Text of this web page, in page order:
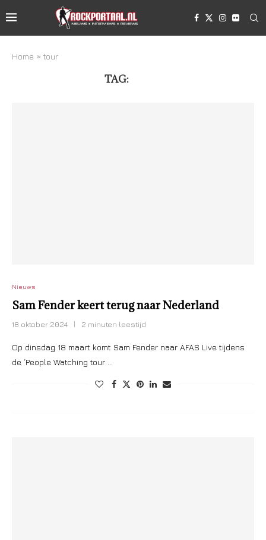
Home » tour
TAG:
Nieuws
Sam Fender keert terug naar Nederland
18 oktober 2024 2 minuten leestijd
Op dinsdag 18 maart komt Sam Fender naar AFAS Live tijdens
de ‘People Watching tour …